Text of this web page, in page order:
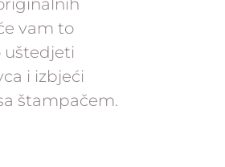
vam to
uštedjeti
i izbjeći
štampačem.